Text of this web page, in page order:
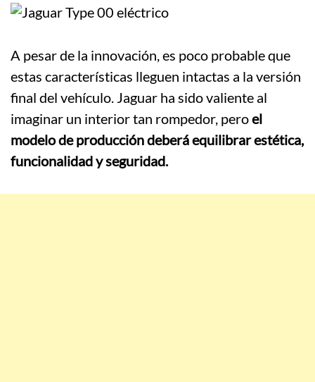
A pesar de la innovación, es poco probable que
estas características lleguen intactas a la versión
final del vehículo. Jaguar ha sido valiente al
imaginar un interior tan rompedor, peroel
modelo de producción deberá equilibrar estética,
funcionalidad y seguridad.